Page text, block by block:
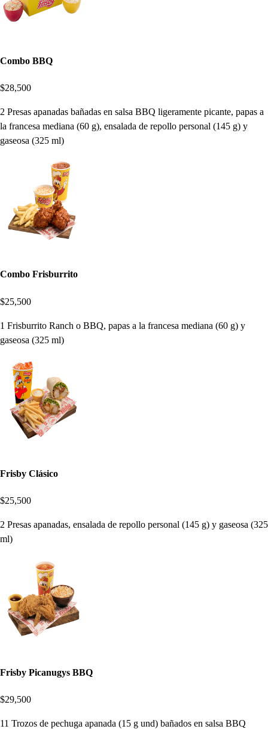
Combo BBQ
$28,500
2 Presas apanadas bañadas en salsa BBQ ligeramente picante, papas a
la francesa mediana (60 g), ensalada de repollo personal (145 g) y
gaseosa (325 ml)
Combo Frisburrito
$25,500
1 Frisburrito Ranch o BBQ, papas a la francesa mediana (60 g) y
gaseosa (325 ml)
Frisby Clásico
$25,500
2 Presas apanadas, ensalada de repollo personal (145 g) y gaseosa (325
ml)
Frisby Picanugys BBQ
$29,500
11 Trozos de pechuga apanada (15 g und) bañados en salsa BBQ